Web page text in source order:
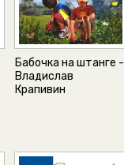
Бабочка на штанге -
Владислав
Крапивин